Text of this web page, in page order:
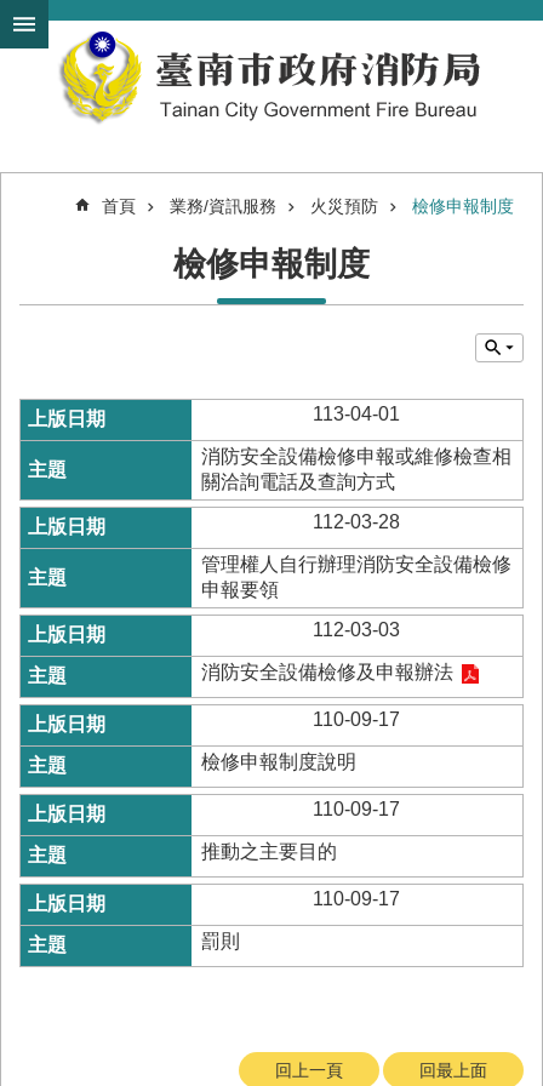
跳到主要內容區塊
搜
尋
進
介
發
布
便
民
服
務
務/
訊
服
務
消
防
宣
導
民
力
園
地
首頁 業務/資訊服務 火災預防 檢修申報制度
檢修申報制度
113-04-01
消防安全設備檢修申報或維修檢查相
關洽詢電話及查詢方式
112-03-28
管理權人自行辦理消防安全設備檢修
申報要領
112-03-03
消防安全設備檢修及申報辦法
110-09-17
檢修申報制度說明
110-09-17
推動之主要目的
110-09-17
罰則
回上一頁 回最上面